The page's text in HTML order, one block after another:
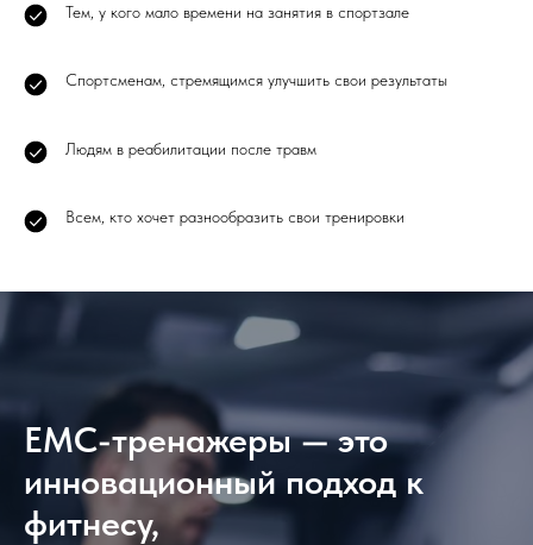
Тем, у кого мало времени на занятия в спортзале
Cпортсменам, стремящимся улучшить свои результаты
Людям в реабилитации после травм
Всем, кто хочет разнообразить свои тренировки
ЕМС-тренажеры — это
инновационный подход к
фитнесу,